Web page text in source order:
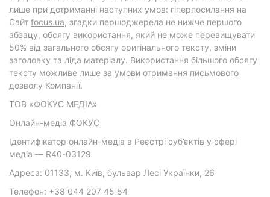
лише при дотриманні наступних умов: гіперпосилання на
Cайт focus.ua, згадки першоджерела не нижче першого
абзацу, обсягу використання, який не може перевищувати
50% від загального обсягу оригінального тексту, зміни
заголовку та ліда матеріалу. Використання більшого обсягу
тексту можливе лише за умови отримання письмового
дозволу Компанії.
ТОВ «ФОКУС МЕДІА»
Онлайн-медіа ФОКУС
Ідентифікатор онлайн-медіа в Реєстрі суб’єктів у сфері
медіа — R40-03129
Адреса: 01133, м. Київ, бульвар Лесі Українки, 26
Телефон: +38 044 207 45 54